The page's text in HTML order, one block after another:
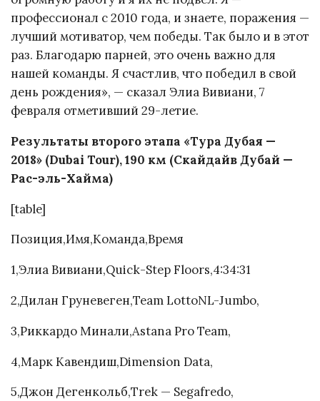
профессионал с 2010 года, и знаете, поражения —
лучший мотиватор, чем победы. Так было и в этот
раз. Благодарю парней, это очень важно для
нашей команды. Я счастлив, что победил в свой
день рождения», — сказал Элиа Вивиани, 7
февраля отметивший 29-летие.
Результаты второго этапа «Тура Дубая —
2018» (Dubai Tour), 190 км (Скайдайв Дубай —
Рас-эль-Хайма)
[table]
Позиция,Имя,Команда,Время
1,Элиа Вивиани,Quick-Step Floors,4:34:31
2,Дилан Груневеген,Team LottoNL-Jumbo,
3,Риккардо Минали,Astana Pro Team,
4,Марк Кавендиш,Dimension Data,
5,Джон Дегенкольб,Trek — Segafredo,